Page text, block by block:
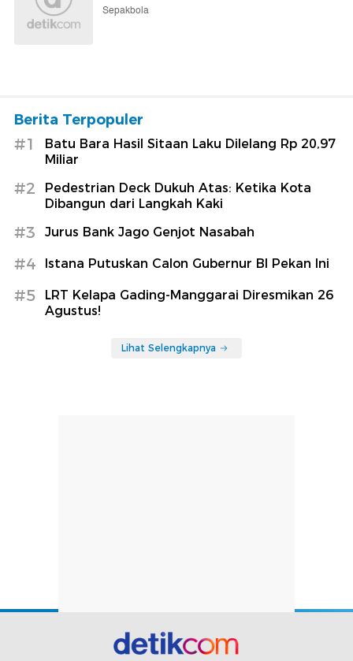
Sepakbola
Berita Terpopuler
#1
Batu Bara Hasil Sitaan Laku Dilelang Rp 20,97
Miliar
#2
Pedestrian Deck Dukuh Atas: Ketika Kota
Dibangun dari Langkah Kaki
#3 Jurus Bank Jago Genjot Nasabah
#4 Istana Putuskan Calon Gubernur BI Pekan Ini
#5
LRT Kelapa Gading-Manggarai Diresmikan 26
Agustus!
Lihat Selengkapnya